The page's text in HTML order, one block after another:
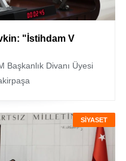
"İstihdam V
Başkanlık Divanı Üyesi
SİYASET